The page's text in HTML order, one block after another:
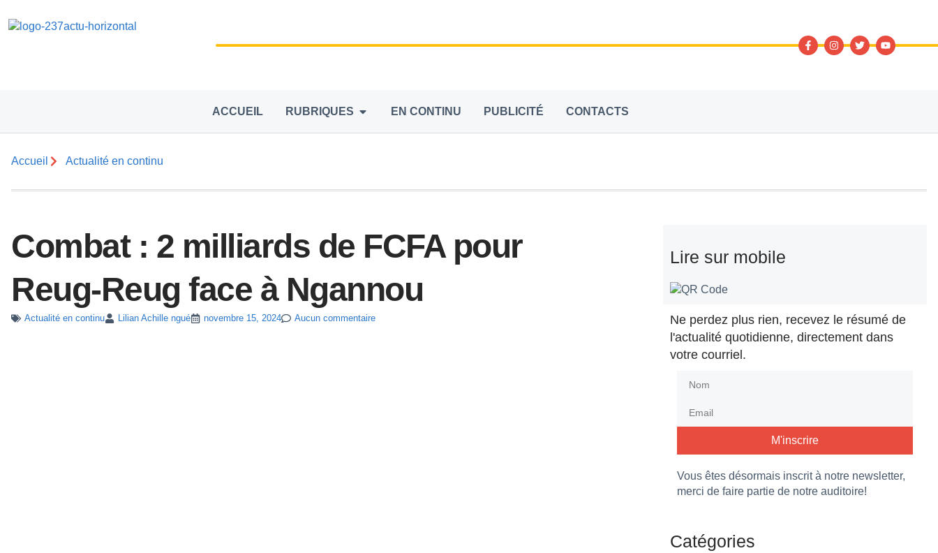
ACCUEIL RUBRIQUES EN CONTINU PUBLICITÉ CONTACTS
Accueil Actualité en continu
Combat : 2 milliards de FCFA pour
Reug-Reug face à Ngannou
Actualité en continu Lilian Achille ngué novembre 15, 2024 Aucun commentaire
Lire sur mobile
Ne perdez plus rien, recevez le résumé de
l'actualité quotidienne, directement dans
votre courriel.
M'inscrire
Vous êtes désormais inscrit à notre newsletter,
merci de faire partie de notre auditoire!
Catégories